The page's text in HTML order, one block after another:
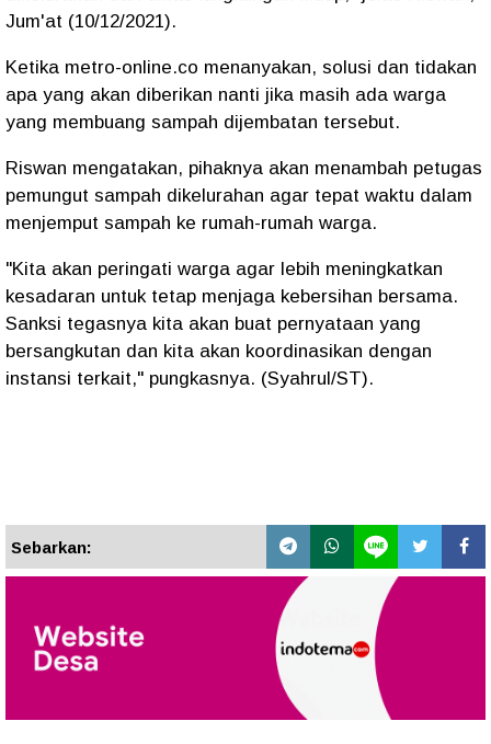
Jum'at (10/12/2021).
Ketika metro-online.co menanyakan, solusi dan tidakan
apa yang akan diberikan nanti jika masih ada warga
yang membuang sampah dijembatan tersebut.
Riswan mengatakan, pihaknya akan menambah petugas
pemungut sampah dikelurahan agar tepat waktu dalam
menjemput sampah ke rumah-rumah warga.
"Kita akan peringati warga agar lebih meningkatkan
kesadaran untuk tetap menjaga kebersihan bersama.
Sanksi tegasnya kita akan buat pernyataan yang
bersangkutan dan kita akan koordinasikan dengan
instansi terkait," pungkasnya. (Syahrul/ST).
Sebarkan: